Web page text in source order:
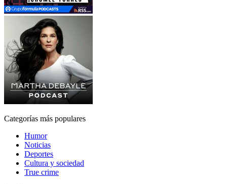
Categorías más populares
Humor
Noticias
Deportes
Cultura y sociedad
True crime